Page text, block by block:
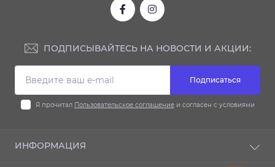
ПОДПИСЫВАЙТЕСЬ НА НОВОСТИ И АКЦИИ:
Подписаться
Я прочитал Пользовательское соглашениеи согласен с условиями
ИНФОРМАЦИЯ